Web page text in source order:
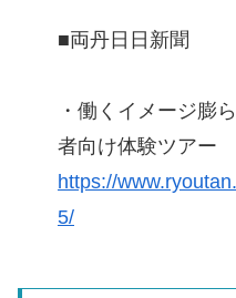
■両丹日日新聞
・働くイメージ膨
者向け体験ツアー
https://
5/